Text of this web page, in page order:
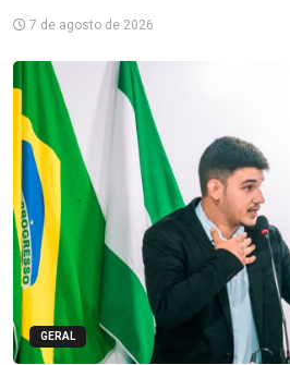
7 de agosto de 2026
GERAL